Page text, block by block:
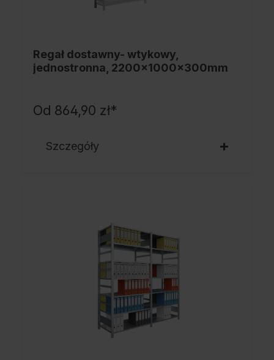
Regał dostawny- wtykowy,
jednostronna, 2200x1000x300mm
Od 864,90 zł*
Szczegóły